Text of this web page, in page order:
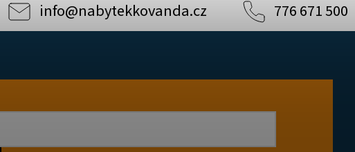
info@nabytekkovanda.cz 776 671 500